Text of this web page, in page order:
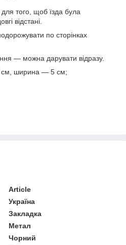
для того, щоб їзда була
відстані.
по сторінках
— можна дарувати відразу.
см, ширина — 5 см;
Article
Україна
Закладка
Метал
Чорний